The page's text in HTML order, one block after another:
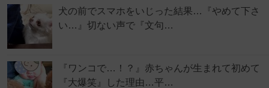
犬の前でスマホをいじった結果…『やめて下さ
い…』切ない声で『文句…
『ワンコで…！？』赤ちゃんが生まれて初めて
『大爆笑』した理由…平…